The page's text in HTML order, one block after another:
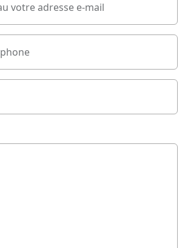
votre adresse e-mail